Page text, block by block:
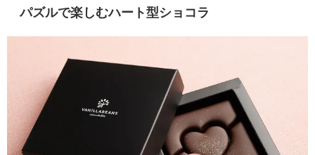
パズルで楽しむハート型ショコラ